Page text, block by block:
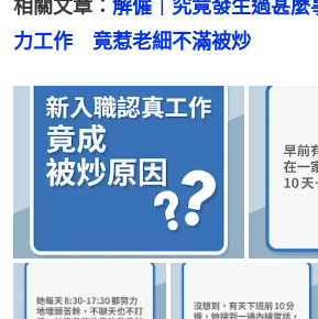
相關文章： 解僱｜究竟發生過甚
力工作　竟惹老細不滿被炒